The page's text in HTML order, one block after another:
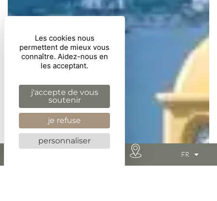
FR
Les cookies nous
permettent de mieux vous
connaître. Aidez-nous en
les acceptant.
j'accepte de vous
soutenir
je refuse
personnaliser